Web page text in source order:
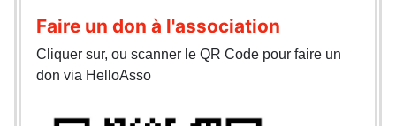
Faire un don à l'association
Cliquer sur, ou scanner le QR Code pour faire un
don via HelloAsso